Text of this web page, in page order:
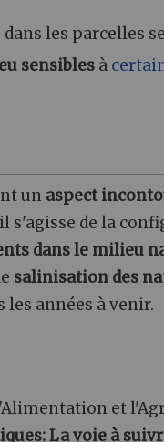
les parcelles
sensibles à
un aspect
s'agisse de la
dans le milieu
salinisation des
les années à venir.
et
La voie à